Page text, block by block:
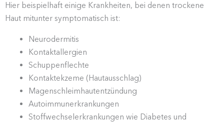
Hier beispielhaft einige Krank­heiten, bei denen trockene
Haut mitunter sympto­ma­tisch ist:
Neuro­der­mitis
Kontakt­all­ergien
Schup­pen­flechte
Kontakt­ekzeme (Hautaus­schlag)
Magen­schleim­haut­ent­zündung
Autoim­mun­erkran­kungen
Stoff­wech­sel­er­kran­kungen wie Diabetes und